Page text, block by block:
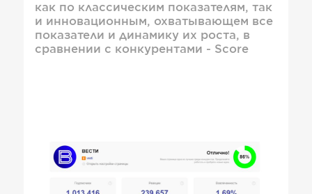
как по классическим показателям, так
и инновационным, охватывающем все
показатели и динамику их роста, в
сравнении с конкурентами - Score